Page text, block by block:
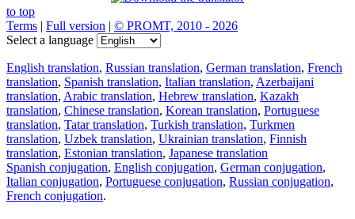
to top
Terms | Full version | © PROMT, 2010 - 2026
Select a language
English translation, Russian translation, German translation, French
translation, Spanish translation, Italian translation, Azerbaijani
translation, Arabic translation, Hebrew translation, Kazakh
translation, Chinese translation, Korean translation, Portuguese
translation, Tatar translation, Turkish translation, Turkmen
translation, Uzbek translation, Ukrainian translation, Finnish
translation, Estonian translation, Japanese translation
Spanish conjugation, English conjugation, German conjugation,
Italian conjugation, Portuguese conjugation, Russian conjugation,
French conjugation.